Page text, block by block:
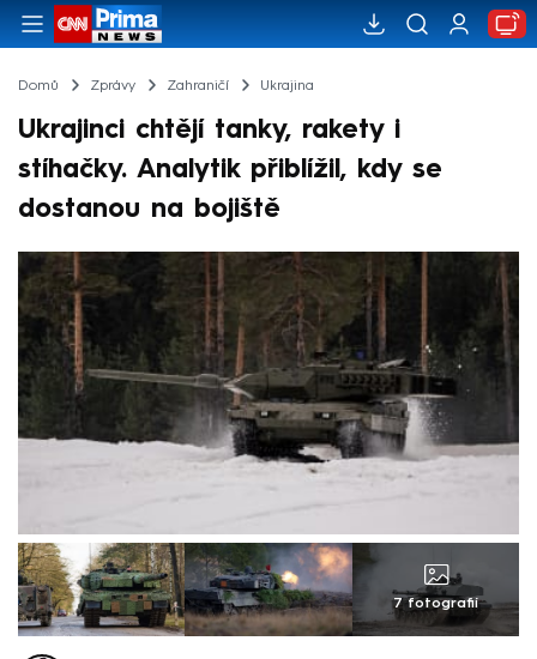
Domů Zprávy Zahraničí Ukrajina
Ukrajinci chtějí tanky, rakety i
stíhačky. Analytik přiblížil, kdy se
dostanou na bojiště
7 fotografií